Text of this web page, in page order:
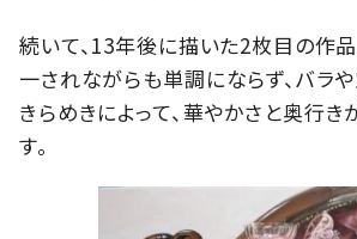
続いて、13年後に描いた2枚目の作
一されながらも単調にならず、バラ
きらめきによって、華やかさと奥行
す。